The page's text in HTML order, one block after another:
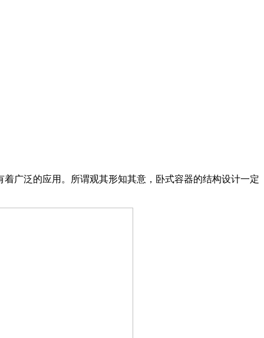
广泛的应用。所谓观其形知其意，卧式容器的结构设计一定